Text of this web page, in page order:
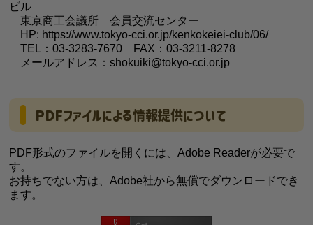
ビル
東京商工会議所 会員交流センター
HP: https://www.tokyo-cci.or.jp/kenkokeiei-club/06/
TEL：03-3283-7670 FAX：03-3211-8278
メールアドレス：shokuiki@tokyo-cci.or.jp
PDFファイルによる情報提供について
PDF形式のファイルを開くには、Adobe Readerが必要で
す。
お持ちでない方は、Adobe社から無償でダウンロードでき
ます。